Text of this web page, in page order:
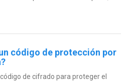
código de protección por
de cifrado para proteger el